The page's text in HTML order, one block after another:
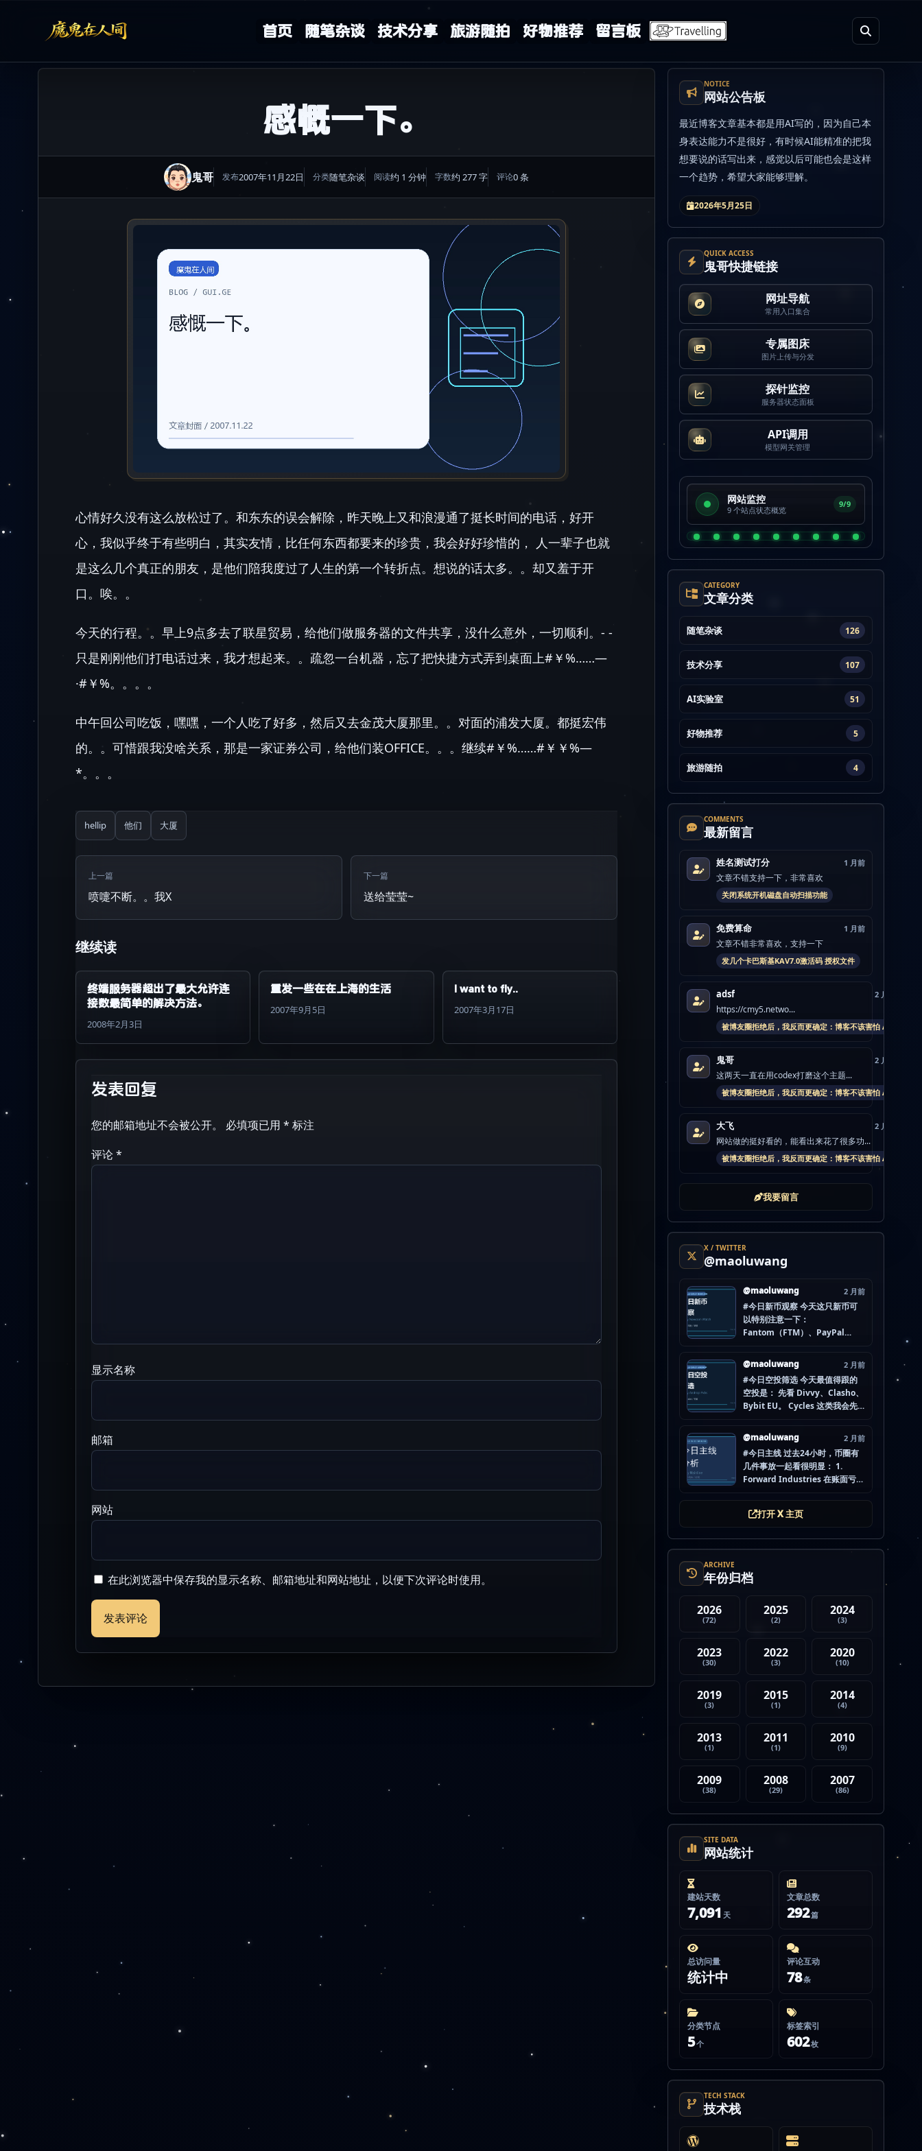
首页 随笔杂谈 技术分享 旅游随拍 好物推荐 留言板
NOTICE
网站公告板
最近博客文章基本都是用AI写的，因为自己本
身表达能力不是很好，有时候AI能精准的把我
想要说的话写出来，感觉以后可能也会是这样
一个趋势，希望大家能够理解。
2026年5月25日
QUICK ACCESS
鬼哥快捷链接
网址导航
常用入口集合
专属图床
图片上传与分发
探针监控
服务器状态面板
API调用
模型网关管理
网站监控
9 个站点状态概览
9/9
CATEGORY
文章分类
随笔杂谈 126
技术分享 107
AI实验室 51
好物推荐 5
旅游随拍 4
COMMENTS
最新留言
姓名测试打分 1 月前
文章不错支持一下，非常喜欢
关闭系统开机磁盘自动扫描功能
免费算命 1 月前
文章不错非常喜欢，支持一下
发几个卡巴斯基KAV7.0激活码 授权文件
adsf 2 月前
https://cmy5.netwo...
被博友圈拒绝后，我反而更确定：博客不该害怕 AI
鬼哥 2 月前
这两天一直在用codex打磨这个主题...
被博友圈拒绝后，我反而更确定：博客不该害怕 AI
大飞 2 月前
网站做的挺好看的，能看出来花了很多功...
被博友圈拒绝后，我反而更确定：博客不该害怕 AI
我要留言
X / TWITTER
@maoluwang
@maoluwang 2 月前
#今日新币观察 今天这只新币可
以特别注意一下：
Fantom（FTM）、PayPal
Liberty Financial（WLFI）、
Internet Computer (IOU)
（ICP） 不是因为它们一定最
猛，而是更像“热度是不是在回流”
的样本。 这种时候最怕把...
@maoluwang 2 月前
#今日空投筛选 今天最值得跟的
空投是： 先看 Divvy、Clasho、
Bybit EU。 Cycles 这类我会先
后续节奏想清楚。 现在做空投最
怕的不是没项目，而是一下全
开，最后一条都没做扎实。
mao.lu/today-airdrop-
selecti… #空投项目 #...
@maoluwang 2 月前
#今日主线 过去24小时，币圈有
几件事放一起看很明显： 1.
Forward Industries 在账面亏损
非法赌博行为 3. 加密亿万富翁继
打开 X 主页
ARCHIVE
年份归档
2026
(72)
2025
(2)
2024
(3)
2023
(30)
2022
(3)
2020
(10)
2019
(3)
2015
(1)
2014
(4)
2013
(1)
2011
(1)
2010
(9)
2009
(38)
2008
(29)
2007
(86)
SITE DATA
网站统计
建站天数
7,091 天
文章总数
292篇
总访问量
统计中
评论互动
78条
分类节点
5个
标签索引
602枚
TECH STACK
技术栈
感慨一下。
鬼哥 发布2007年11月22日 分类随笔杂谈 阅读约 1 分钟 字数约 277 字 评论0 条
心情好久没有这么放松过了。和东东的误会解除，昨天晚上又和浪漫通了挺长时间的电话，好开
心，我似乎终于有些明白，其实友情，比任何东西都要来的珍贵，我会好好珍惜的， 人一辈子也就
是这么几个真正的朋友，是他们陪我度过了人生的第一个转折点。想说的话太多。。却又羞于开
口。唉。。
今天的行程。。早上9点多去了联星贸易，给他们做服务器的文件共享，没什么意外，一切顺利。- -
只是刚刚他们打电话过来，我才想起来。。疏忽一台机器，忘了把快捷方式弄到桌面上#￥%……—
·#￥%。。。。
中午回公司吃饭，嘿嘿，一个人吃了好多，然后又去金茂大厦那里。。对面的浦发大厦。都挺宏伟
的。。可惜跟我没啥关系，那是一家证券公司，给他们装OFFICE。。。继续#￥%……#￥￥%—
*。。。
hellip 他们 大厦
上一篇
喷嚏不断。。我X
下一篇
送给莹莹~
继续读
终端服务器超出了最大允许连
接数最简单的解决方法。
2008年2月3日
重发一些在在上海的生活
2007年9月5日
I want to fly..
2007年3月17日
发表回复
您的邮箱地址不会被公开。 必填项已用 * 标注
评论*
显示名称
邮箱
网站
在此浏览器中保存我的显示名称、邮箱地址和网站地址，以便下次评论时使用。